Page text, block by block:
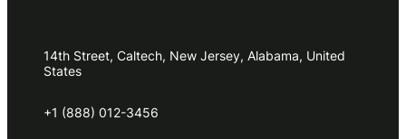
14th Street, Caltech, New Jersey, Alabama, United
States
+1 (888) 012-3456